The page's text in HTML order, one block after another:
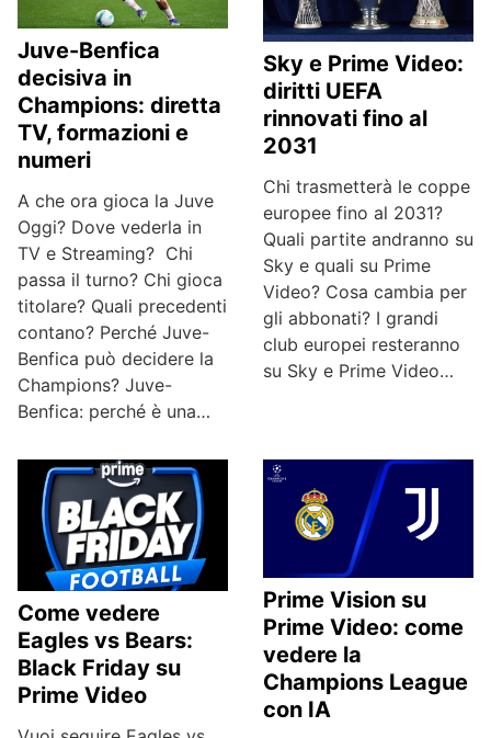
Juve-Benfica
decisiva in
Champions: diretta
TV, formazioni e
numeri
A che ora gioca la Juve
Oggi? Dove vederla in
TV e Streaming? Chi
passa il turno? Chi gioca
titolare? Quali precedenti
contano? Perché Juve-
Benfica può decidere la
Champions? Juve-
Benfica: perché è una…
Sky e Prime Video:
diritti UEFA
rinnovati fino al
2031
Chi trasmetterà le coppe
europee fino al 2031?
Quali partite andranno su
Sky e quali su Prime
Video? Cosa cambia per
gli abbonati? I grandi
club europei resteranno
su Sky e Prime Video…
Come vedere
Eagles vs Bears:
Black Friday su
Prime Video
Prime Vision su
Prime Video: come
vedere la
Champions League
con IA